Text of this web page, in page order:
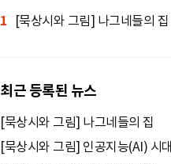
1 [묵상시와 그림] 나그네들의 집
최근 등록된 뉴스
[묵상시와 그림] 나그네들의 집
[묵상시와 그림] 인공지능(AI) 시대